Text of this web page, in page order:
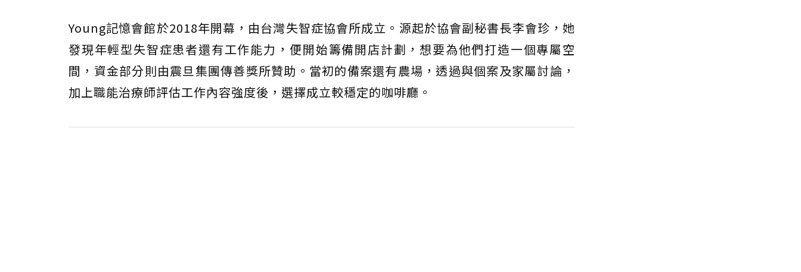
Young記憶會館於2018年開幕，由台灣失智症協會所成立。源起於協會副秘書長李會珍，她
發現年輕型失智症患者還有工作能力，​​便開始籌備開店計劃，想要為他們打造一個專屬空
間，資金部分則由震旦集團傳善獎所贊助。當初的備案還有農場，透過與個案及家屬討論，
加上職能治療師評估工作內容強度後，選擇成立較穩定的咖啡廳。